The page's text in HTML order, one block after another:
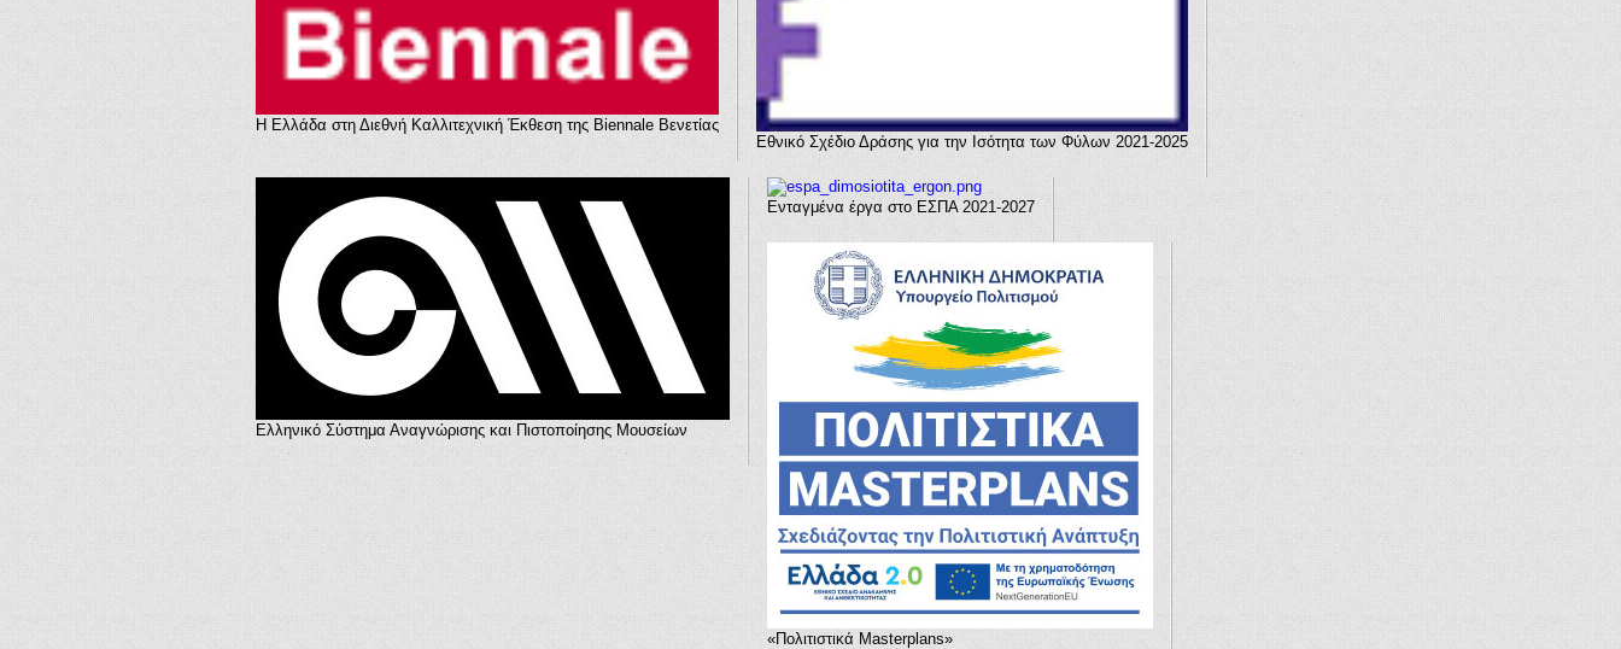
Η Ελλάδα στη Διεθνή Καλλιτεχνική Έκθεση της Biennale Βενετίας
Εθνικό Σχέδιο Δράσης για την Ισότητα των Φύλων 2021-2025
Ελληνικό Σύστημα Αναγνώρισης και Πιστοποίησης Μουσείων
Ενταγμένα έργα στο ΕΣΠΑ 2021-2027
«Πολιτιστικά Masterplans»